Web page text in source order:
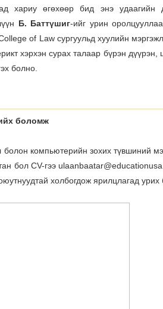
хариу өгөхөөр бид энэ удаагийн
Б. Баттүшиг-ийг урин
of Law сургуульд хуулийн
хэрхэн сурах талаар бүрэн дүүрэн,
болно.
боломж
компьютерийн зохих түвшиний
бол СV-гээ
холбогдож ярилцлагад урих